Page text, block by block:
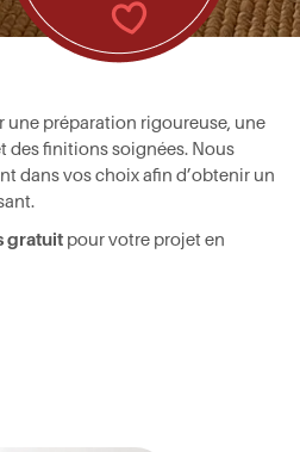
une préparation rigoureuse, une
des finitions soignées. Nous
dans vos choix afin d’obtenir un
gratuitpour votre projet en